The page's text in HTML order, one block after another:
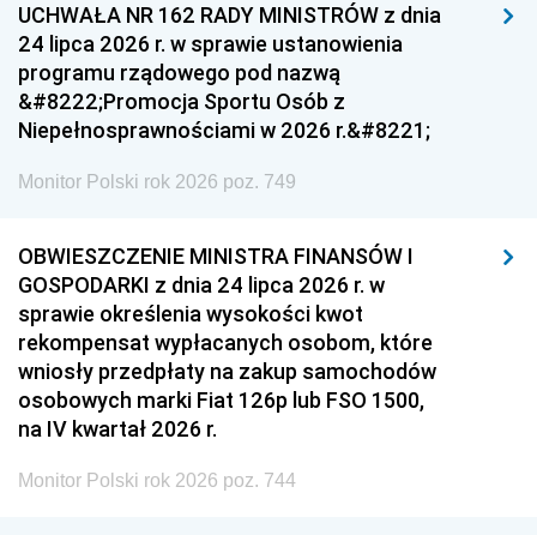
UCHWAŁA NR 162 RADY MINISTRÓW z dnia
24 lipca 2026 r. w sprawie ustanowienia
programu rządowego pod nazwą
&#8222;Promocja Sportu Osób z
Niepełnosprawnościami w 2026 r.&#8221;
Monitor Polski rok 2026 poz. 749
OBWIESZCZENIE MINISTRA FINANSÓW I
GOSPODARKI z dnia 24 lipca 2026 r. w
sprawie określenia wysokości kwot
rekompensat wypłacanych osobom, które
wniosły przedpłaty na zakup samochodów
osobowych marki Fiat 126p lub FSO 1500,
na IV kwartał 2026 r.
Monitor Polski rok 2026 poz. 744